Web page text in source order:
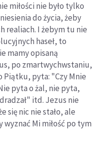
miłości nie było tylko
do życia, żeby
realiach. I żebym tu nie
haseł, to
mamy opisaną
po zmartwychwstaniu,
Piątku, pyta: "Czy Mnie
pyta o żal, nie pyta,
itd. Jezus nie
się nic nie stało, ale
Mi miłość po tym